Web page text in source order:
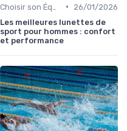
•
26/01/2026
Les meilleures lunettes de
sport pour hommes : confort
et performance